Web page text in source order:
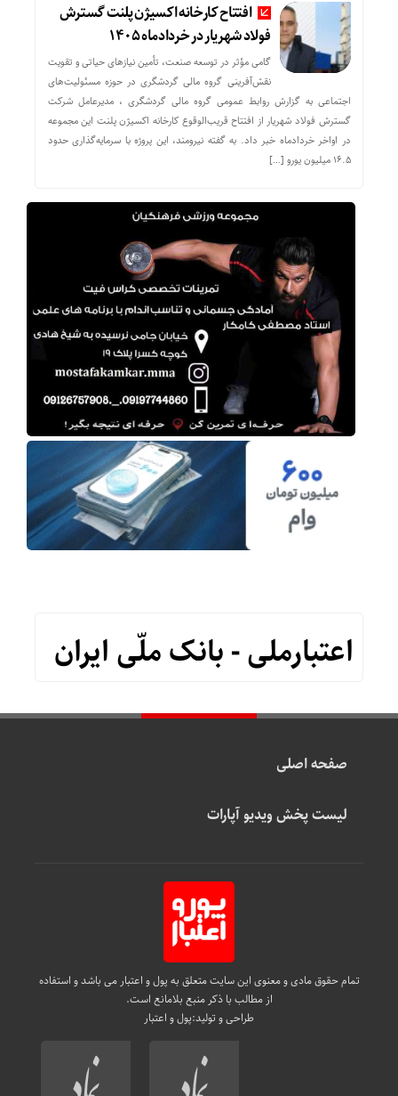
افتتاح کارخانه اکسیژن پلنت گسترش
فولاد شهریار در خردادماه ۱۴۰۵
گامی مؤثر در توسعه صنعت، تأمین نیازهای حیاتی و تقویت
نقش‌آفرینی گروه مالی گردشگری در حوزه مسئولیت‌های
اجتماعی به گزارش روابط عمومی گروه مالی گردشگری ، مدیرعامل شرکت
گسترش فولاد شهریار از افتتاح قریب‌الوقوع کارخانه اکسیژن پلنت این مجموعه
در اواخر خردادماه خبر داد. به گفته نیرومند، این پروژه با سرمایه‌گذاری حدود
۱۶.۵ میلیون یورو […]
اعتبارملی - بانک ملّی ایران
صفحه اصلی
لیست پخش ویدیو آپارات
تمام حقوق مادی و معنوی این سایت متعلق به پول و اعتبار می باشد و استفاده
از مطالب با ذکر منبع بلامانع است.
طراحی و تولید:پول و اعتبار